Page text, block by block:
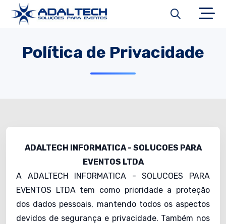
Política de Privacidade
ADALTECH INFORMATICA - SOLUCOES PARA
EVENTOS LTDA
A ADALTECH INFORMATICA - SOLUCOES PARA
EVENTOS LTDA tem como prioridade a proteção
dos dados pessoais, mantendo todos os aspectos
devidos de segurança e privacidade. Também nos